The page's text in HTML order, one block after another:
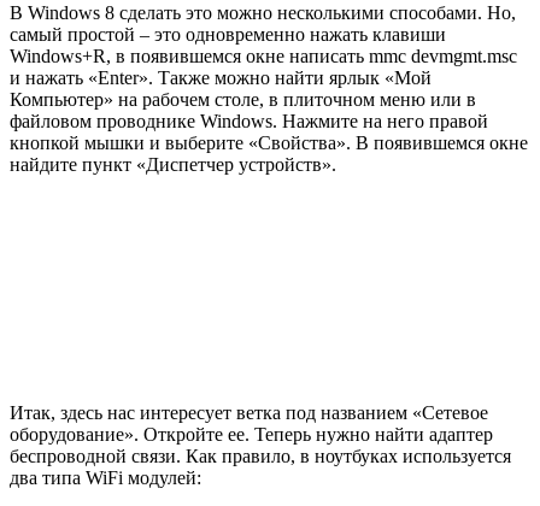
В Windows 8 сделать это можно несколькими способами. Но,
самый простой – это одновременно нажать клавиши
Windows+R, в появившемся окне написать mmc devmgmt.msc
и нажать «Enter». Также можно найти ярлык «Мой
Компьютер» на рабочем столе, в плиточном меню или в
файловом проводнике Windows. Нажмите на него правой
кнопкой мышки и выберите «Свойства». В появившемся окне
найдите пункт «Диспетчер устройств».
Итак, здесь нас интересует ветка под названием «Сетевое
оборудование». Откройте ее. Теперь нужно найти адаптер
беспроводной связи. Как правило, в ноутбуках используется
два типа WiFi модулей: